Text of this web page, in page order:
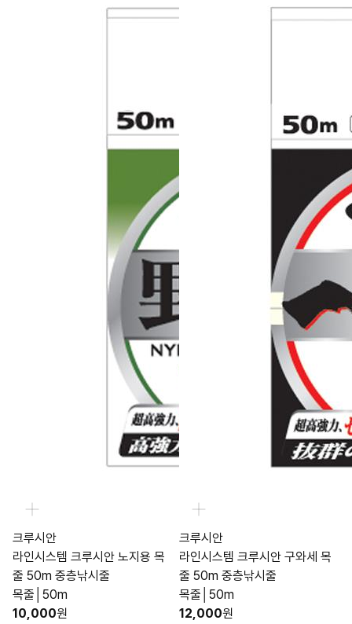
크루시안
라인시스템 크루시안 노지용 목
줄 50m 중층낚시줄
목줄│50m
10,000원
크루시안
라인시스템 크루시안 구와세 목
줄 50m 중층낚시줄
목줄│50m
12,000원